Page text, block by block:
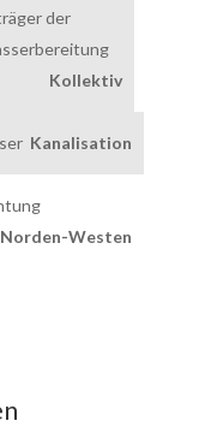
der
Kollektiv
Kanalisation
Norden-Westen